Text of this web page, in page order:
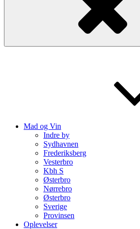
Mad og Vin
Indre by
Sydhavnen
Frederiksberg
Vesterbro
Kbh S
Østerbro
Nørrebro
Østerbro
Sverige
Provinsen
Oplevelser